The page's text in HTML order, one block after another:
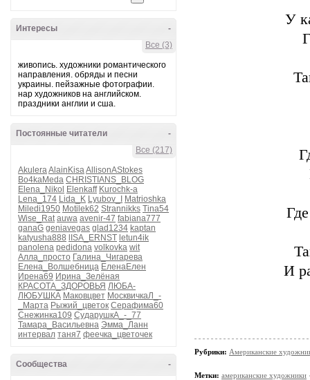
-
Интересы
Все (3)
живопись. художники романтического
направления. обряды и песни
украины. пейзажные фотографии.
нар художников на английском.
праздники англии и сша.
-
Постоянные читатели
Все (217)
AkuleraAlainKisaAllisonAStokes
Bo4kaMeda CHRISTIANS_BLOG
Elena_Nikol
Elenkaff Kurochk-a
Lena_174 Lida_K Lyubov_I
Matrioshka
Miledi1950 Motilek62 Strannikks Tina54
Wise_Rat auwa avenir-47 fabiana777
ganaG geniavegas glad1234 kaptan
katyusha888
lISA_ERNST letun4ik
panolena pedidona volkovka wit
Алла_просто Галина_Чигарева
Елена_Волшебница ЕленаЕлен
Ирена69 Ирина_Зелёная
КРАСОТА_ЗДОРОВЬЯ ЛЮБА-
ЛЮБУШКА Маковцвет МосквичкаЛ_-
_Марта Рыжий_цветок Серафима60
Снежинка109 СударушкА_-_77
Тамара_Васильевна Эмма_Ланн
интервал таня7 феечка_цветочек
-
Сообщества
У
И
Рубрики: Американские
Метки: американские художники